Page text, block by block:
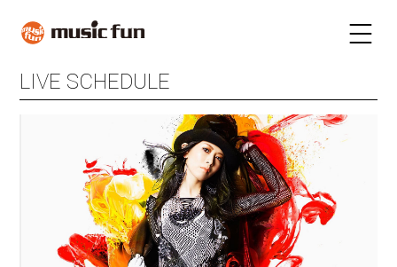
LIVE SCHEDULE
INFORMATION
FUN RADIO TALENT
MAIL MAGAZINE
LIVE SCHEDULE